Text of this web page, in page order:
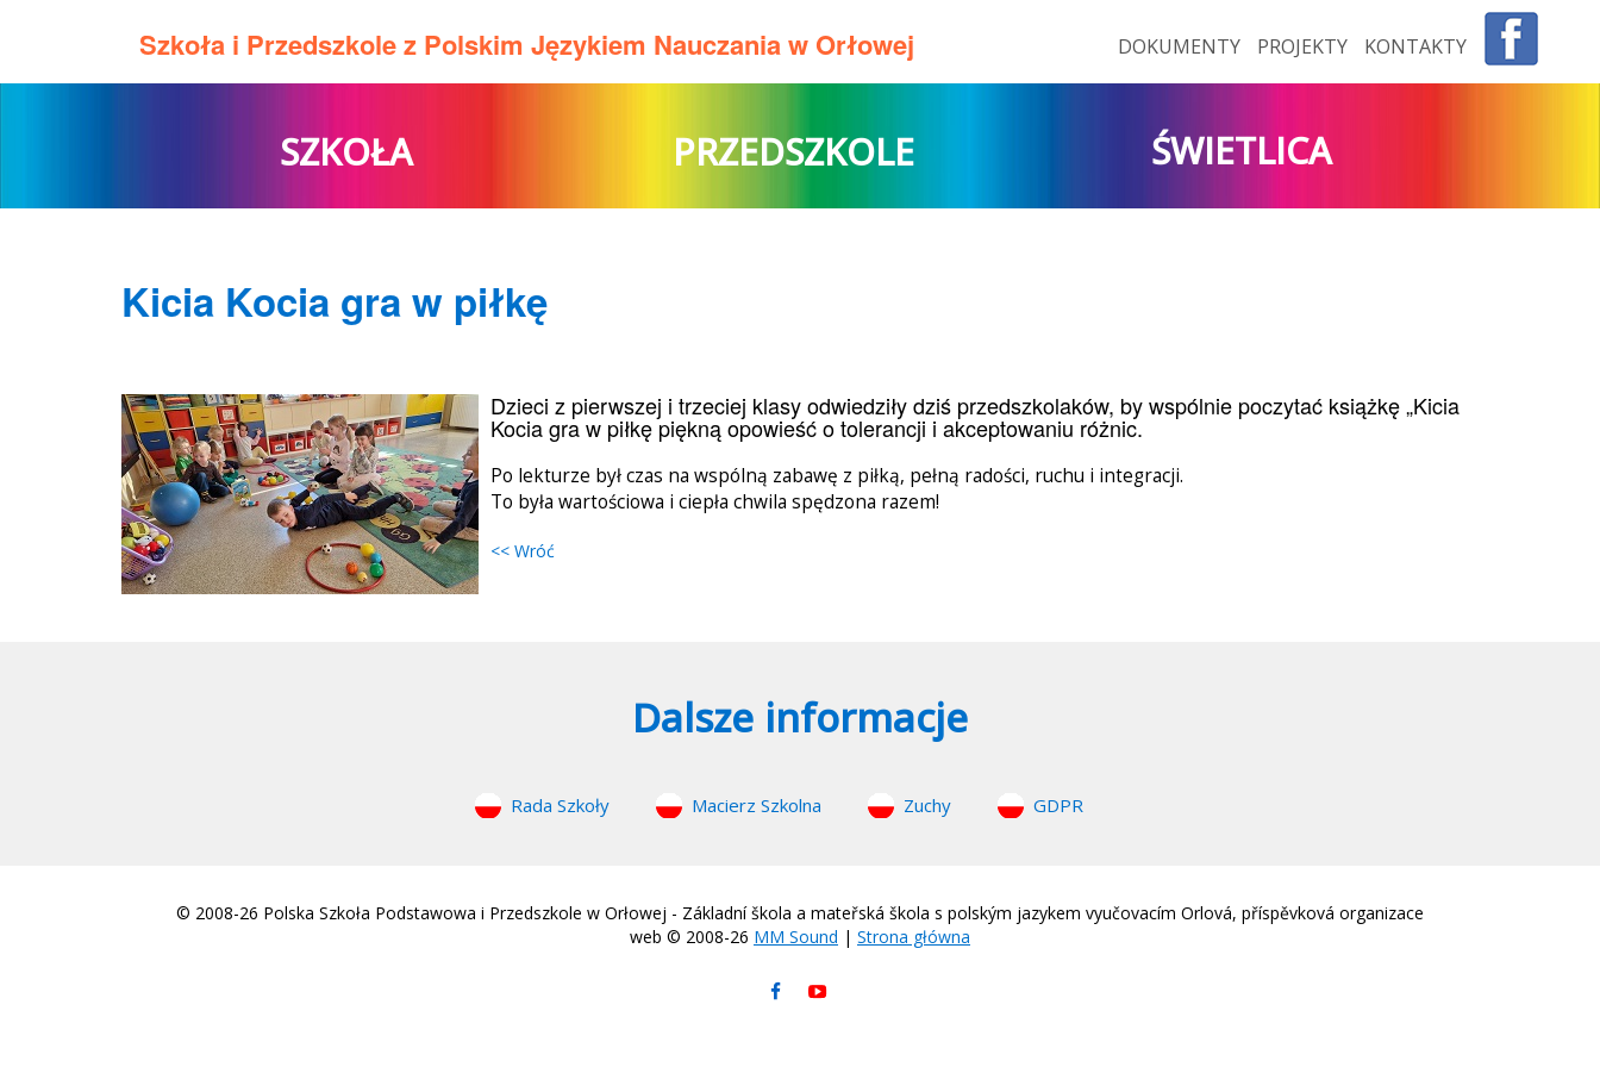
Szkoła i Przedszkole z Polskim Językiem Nauczania w Orłowej DOKUMENTY PROJEKTY KONTAKTY
SZKOŁA PRZEDSZKOLE ŚWIETLICA
Kicia Kocia gra w piłkę
Dzieci z pierwszej i trzeciej klasy odwiedziły dziś przedszkolaków, by wspólnie poczytać książkę „Kicia
Kocia gra w piłkę piękną opowieść o tolerancji i akceptowaniu różnic.
Po lekturze był czas na wspólną zabawę z piłką, pełną radości, ruchu i integracji.
To była wartościowa i ciepła chwila spędzona razem!
<< Wróć
Dalsze informacje
Rada Szkoły Macierz Szkolna Zuchy GDPR
© 2008-26 Polska Szkoła Podstawowa i Przedszkole w Orłowej - Základní škola a mateřská škola s polským jazykem vyučovacím Orlová, příspěvková organizace
web © 2008-26 MM Sound | Strona główna